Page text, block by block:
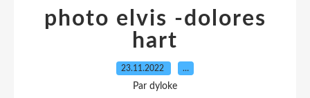
photo elvis -dolores
hart
23.11.2022 …
Par dyloke